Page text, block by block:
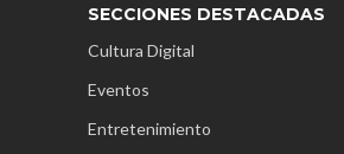
SECCIONES DESTACADAS
Cultura Digital
Eventos
Entretenimiento